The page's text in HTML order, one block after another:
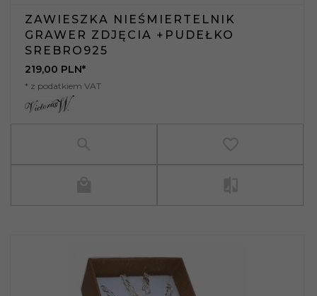
ZAWIESZKA NIEŚMIERTELNIK
GRAWER ZDJĘCIA +PUDEŁKO
SREBRO925
219,00 PLN*
* z podatkiem VAT